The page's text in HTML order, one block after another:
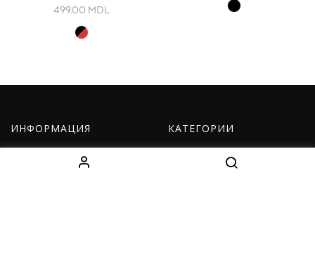
499.00 MDL
ИНФОРМАЦИЯ КАТЕГОРИИ
Оборудование